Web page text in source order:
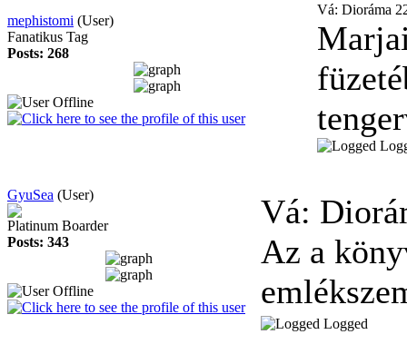
mephistomi (User)
Fanatikus Tag
Posts: 268
Vá: Dioráma
GyuSea (User)
Platinum Boarder
Posts: 343
Vá:
Az a
Logged